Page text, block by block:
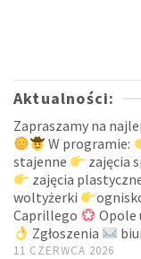
Aktualności:
Zapraszamy na
W programie:
stajenne
zajęcia
zajęcia
woltyżerki
Caprillego
Opole
Zgłoszenia
11 CZERWCA 2026